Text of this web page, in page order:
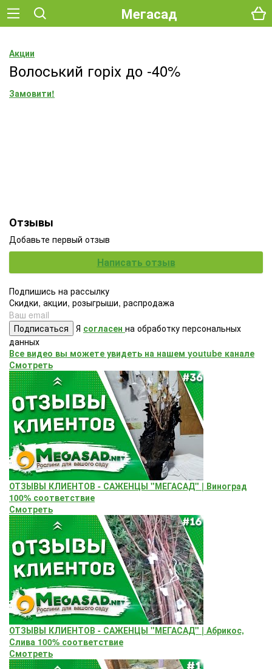
Мегасад
Акции
Волоський горіх до -40%
Замовити!
Отзывы
Добавьте первый отзыв
Написать отзыв
Подпишись на рассылку
Скидки, акции, розыгрыши, распродажа
Подписаться Я согласен на обработку персональных
данных
Все видео вы можете увидеть на нашем youtube канале
Смотреть
ОТЗЫВЫ КЛИЕНТОВ - САЖЕНЦЫ "МЕГАСАД" | Виноград
100% соответствие
Смотреть
ОТЗЫВЫ КЛИЕНТОВ - САЖЕНЦЫ "МЕГАСАД" | Абрикос,
Слива 100% соответствие
Смотреть